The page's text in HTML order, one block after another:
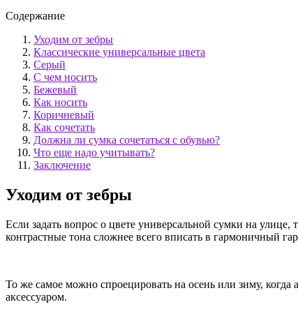
Содержание
Уходим от зебры
Классические универсальные цвета
Серый
С чем носить
Бежевый
Как носить
Коричневый
Как сочетать
Должна ли сумка сочетаться с обувью?
Что еще надо учитывать?
Заключение
Уходим от зебры
Если задать вопрос о цвете универсальной сумки на
контрастные тона сложнее всего вписать в гармоничный
То же самое можно спроецировать на осень или зиму,
аксессуаром.